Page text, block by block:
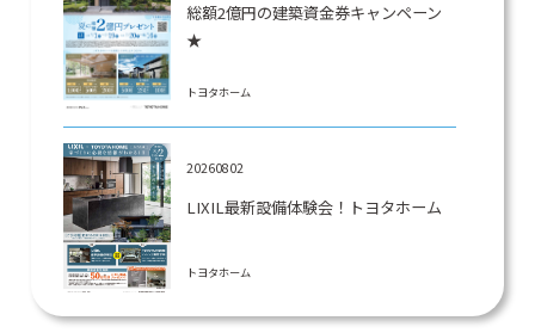
総額2億円の建築資金券キャンペーン
★
トヨタホーム
20260802
LIXIL最新設備体験会！トヨタホーム
トヨタホーム